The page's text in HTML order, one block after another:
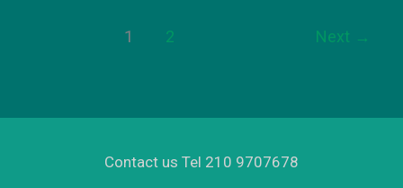
1 2 Next →
Contact us Tel 210 9707678